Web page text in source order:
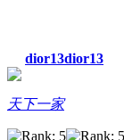
dior13dior13
天下一家